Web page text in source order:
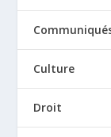
Culture
Droit